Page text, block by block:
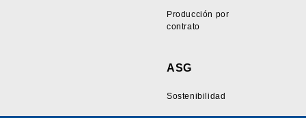
Producción por
contrato
ASG
Sostenibilidad